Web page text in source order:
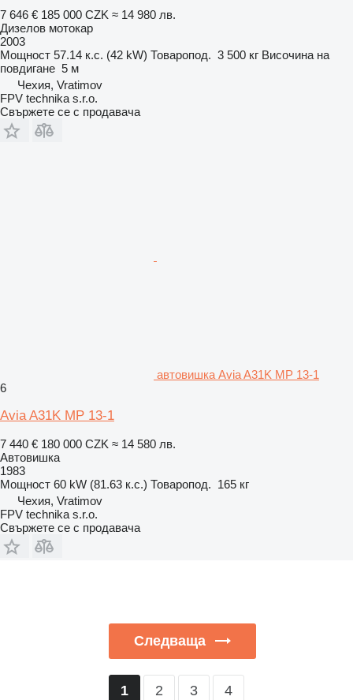
7 646 € 185 000 CZK ≈ 14 980 лв.
Дизелов мотокар
2003
Мощност 57.14 к.с. (42 kW) Товаропод. 3 500 кг Височина на
повдигане 5 м
Чехия, Vratimov
FPV technika s.r.o.
Свържете се с продавача
автовишка Avia A31K MP 13-1
6
Avia A31K MP 13-1
7 440 € 180 000 CZK ≈ 14 580 лв.
Автовишка
1983
Мощност 60 kW (81.63 к.с.) Товаропод. 165 кг
Чехия, Vratimov
FPV technika s.r.o.
Свържете се с продавача
Следваща
1 2 3 4